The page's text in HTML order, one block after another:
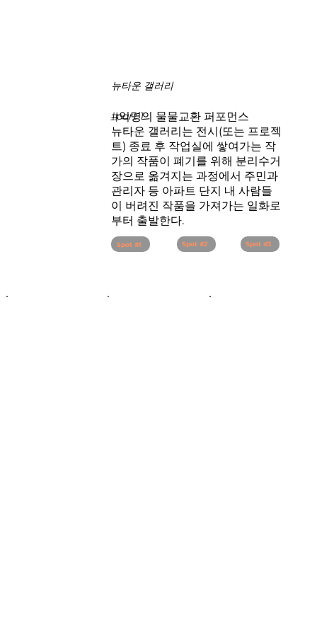
뉴타운 갤러리
#​익명의 물물교환 퍼포먼스
뉴타운 갤러리는 전시(또는 프로젝
트) 종료 후 작업실에 쌓여가는 작
가의 작품이 폐기를 위해 분리수거
장으로 옮겨지는 과정에서 주민과
관리자 등 아파트 단지 내 사람들
이 버려진 작품을 가져가는 일화로
부터 출발한다.
Spot #1 Spot #2 Spot #3
_part 1